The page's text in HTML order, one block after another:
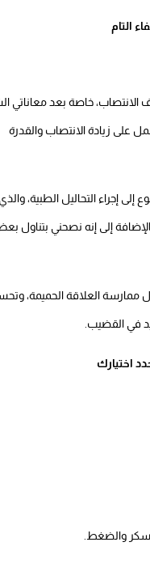
خاصة بعد معاناتي
على زيادة الانتصاب والقدرة
إجراء التحاليل الطبية، والذي
إلى إنه نصحني بتناول
ممارسة العلاقة الحميمة،
في القضيب.
والضغط.